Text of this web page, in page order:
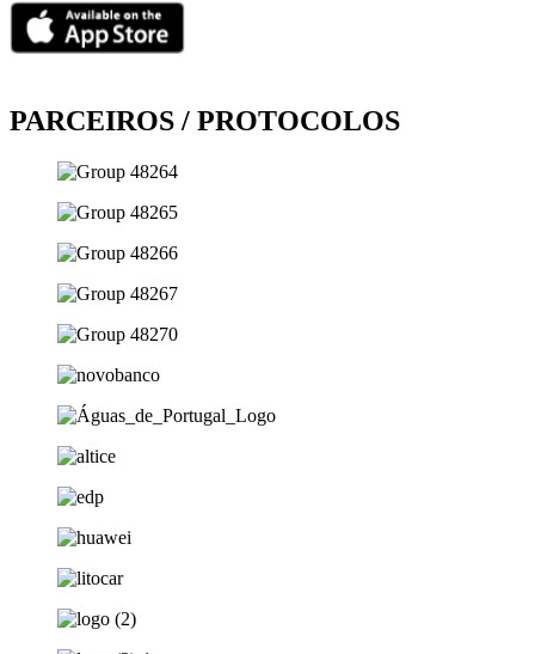
PARCEIROS / PROTOCOLOS